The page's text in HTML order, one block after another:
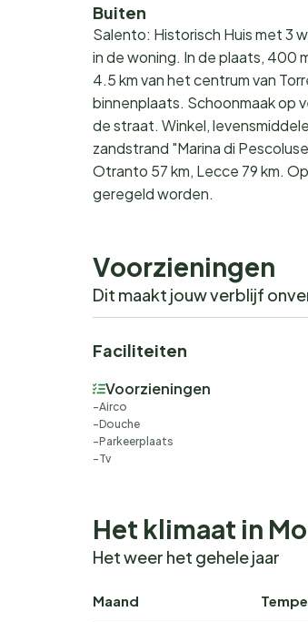
Buiten
Salento: Historisch Huis met 3
in de woning. In de plaats, 400
4.5 km van het centrum van
binnenplaats. Schoonmaak op
de straat. Winkel,
zandstrand "Marina di
Otranto 57 km, Lecce 79 km.
geregeld worden.
Voorzieningen
Dit maakt jouw verblijf
Faciliteiten
Voorzieningen
Airco
Douche
Parkeerplaats
Tv
Het klimaat in
Het weer het gehele jaar
Maand